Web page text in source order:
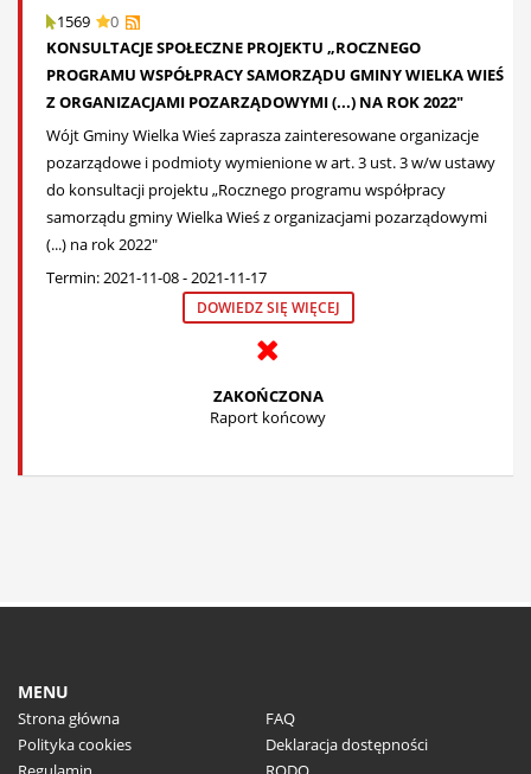
1569
0
KONSULTACJE SPOŁECZNE PROJEKTU „ROCZNEGO
PROGRAMU WSPÓŁPRACY SAMORZĄDU GMINY WIELKA WIEŚ
Z ORGANIZACJAMI POZARZĄDOWYMI (...) NA ROK 2022"
Wójt Gminy Wielka Wieś zaprasza zainteresowane organizacje
pozarządowe i podmioty wymienione w art. 3 ust. 3 w/w ustawy
do konsultacji projektu „Rocznego programu współpracy
samorządu gminy Wielka Wieś z organizacjami pozarządowymi
(...) na rok 2022"
Termin: 2021-11-08 - 2021-11-17
DOWIEDZ SIĘ WIĘCEJ
ZAKOŃCZONA
Raport końcowy
MENU
Strona główna
Polityka cookies
FAQ
Deklaracja dostępności